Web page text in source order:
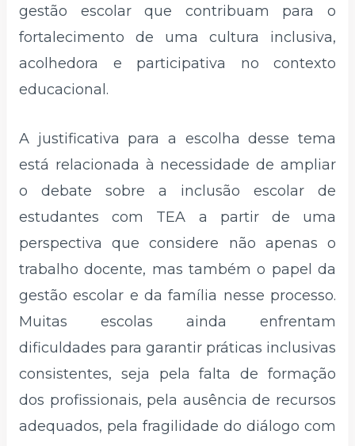
gestão escolar que contribuam para o
fortalecimento de uma cultura inclusiva,
acolhedora e participativa no contexto
educacional.
A justificativa para a escolha desse tema
está relacionada à necessidade de ampliar
o debate sobre a inclusão escolar de
estudantes com TEA a partir de uma
perspectiva que considere não apenas o
trabalho docente, mas também o papel da
gestão escolar e da família nesse processo.
Muitas escolas ainda enfrentam
dificuldades para garantir práticas inclusivas
consistentes, seja pela falta de formação
dos profissionais, pela ausência de recursos
adequados, pela fragilidade do diálogo com